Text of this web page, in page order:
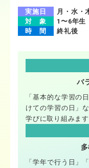
実施日 月・水・
対 象
1〜6年生
時 間
終礼後
バ
「基本的な学習の
けての学習の日」
学びに取り組みます
「学年で行う日」